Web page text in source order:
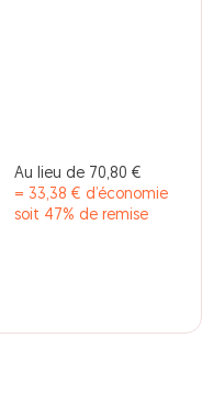
Au lieu de 70,80 €
= 33,38 € d’économie
soit 47% de remise